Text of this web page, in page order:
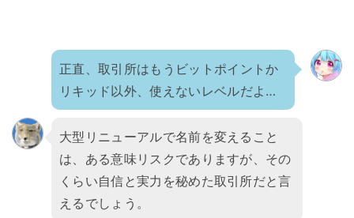
正直、取引所はもうビットポイントか
リキッド以外、使えないレベルだよ…
大型リニューアルで名前を変えること
は、ある意味リスクでありますが、その
くらい自信と実力を秘めた取引所だと言
えるでしょう。